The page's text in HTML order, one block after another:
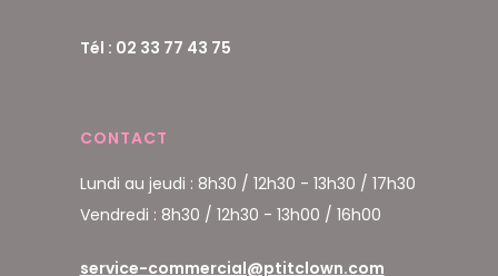
Tél : 02 33 77 43 75
CONTACT
Lundi au jeudi : 8h30 / 12h30 - 13h30 / 17h30
Vendredi : 8h30 / 12h30 - 13h00 / 16h00
service-commercial@ptitclown.com